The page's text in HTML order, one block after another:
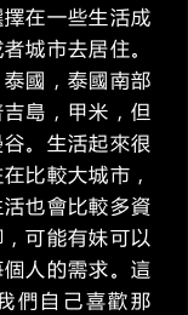
在一些生活成
城市去居住。
國，泰國南部
島，甲米，但
。生活起來很
比較大城市，
也會比較多資
可能有妹可以
人的需求。這
們自己喜歡那